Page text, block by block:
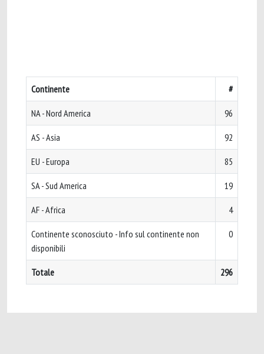
Continente #
NA - Nord America 96
AS - Asia 92
EU - Europa 85
SA - Sud America 19
AF - Africa 4
Continente sconosciuto - Info sul continente non
disponibili
0
Totale 296